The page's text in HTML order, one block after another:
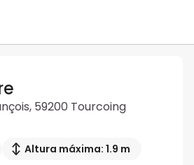
59200 Tourcoing
Altura máxima: 1.9 m